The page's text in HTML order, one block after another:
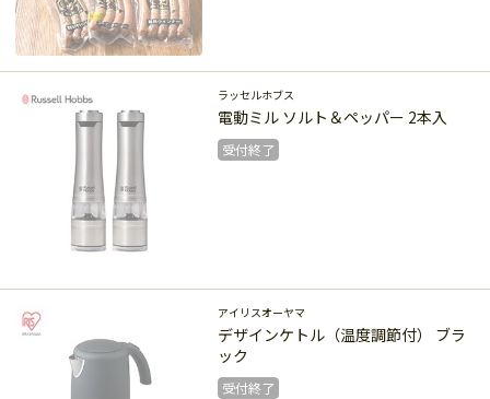
受付終了
ラッセルホブス
電動ミル ソルト＆ペッパー 2本入
受付終了
受付終了
アイリスオーヤマ
デザインケトル（温度調節付） ブラ
ック
受付終了